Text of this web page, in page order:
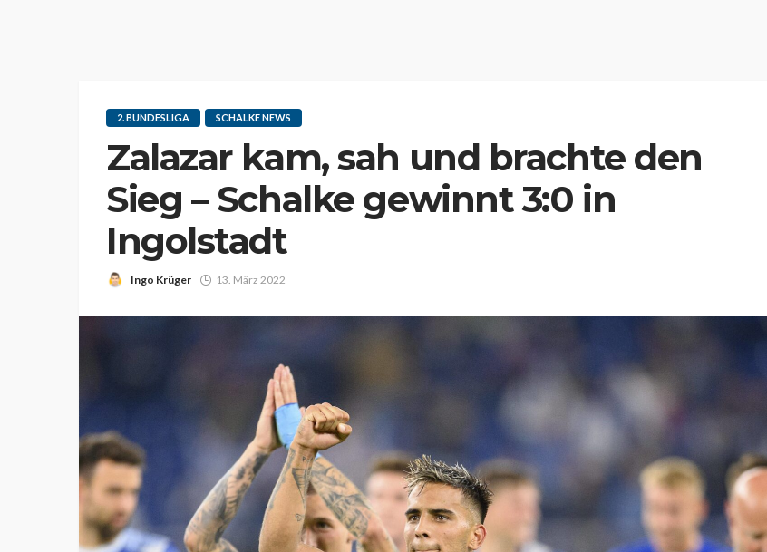
2. BUNDESLIGA SCHALKE NEWS
Zalazar kam, sah und brachte den
Sieg – Schalke gewinnt 3:0 in
Ingolstadt
Ingo Krüger 13. März 2022